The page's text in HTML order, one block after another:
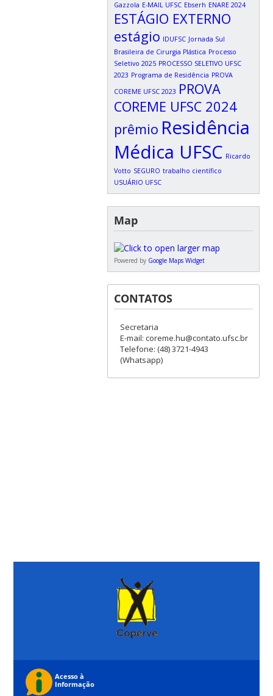
Gazzola E-MAIL UFSC Ebserh ENARE 2024
ESTÁGIO EXTERNO
estágio IDUFSC Jornada Sul
Brasileira de Cirurgia Plástica Processo
Seletivo 2025 PROCESSO SELETIVO UFSC
2023 Programa de Residência PROVA
COREME UFSC 2023 PROVA
COREME UFSC 2024
prêmio Residência
Médica UFSC Ricardo
Votto SEGURO trabalho científico
USUÁRIO UFSC
Map
Powered by Google Maps Widget
CONTATOS
Secretaria
E-mail: coreme.hu@contato.ufsc.br
Telefone: (48) 3721-4943
(Whatsapp)